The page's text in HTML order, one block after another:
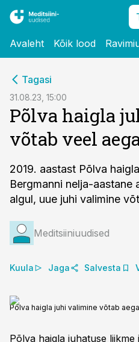
Avaleht Kõik lood
Tagasi
31.08.23, 15:00
Põlva haigla
võtab veel
2019. aastast Põlva
Bergmanni nelja-aastane
algul, uue juhi valimine
Meditsiiniuudised
Kuula Jaga Salvesta
Põlva haigla juhi valimine võtab aega
Põlva haigla juhatuse